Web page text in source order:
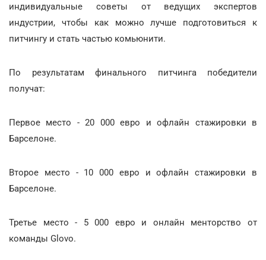
индивидуальные советы от ведущих экспертов
индустрии, чтобы как можно лучше подготовиться к
питчингу и стать частью комьюнити.
По результатам финального питчинга победители
получат:
Первое место - 20 000 евро и офлайн стажировки в
Барселоне.
Второе место - 10 000 евро и офлайн стажировки в
Барселоне.
Третье место - 5 000 евро и онлайн менторство от
команды Glovo.